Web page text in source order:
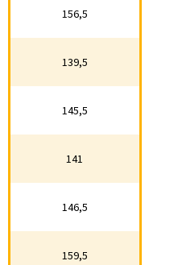
156,5
139,5
145,5
141
146,5
156,5
139,5
145,5
141
146,5
159,5